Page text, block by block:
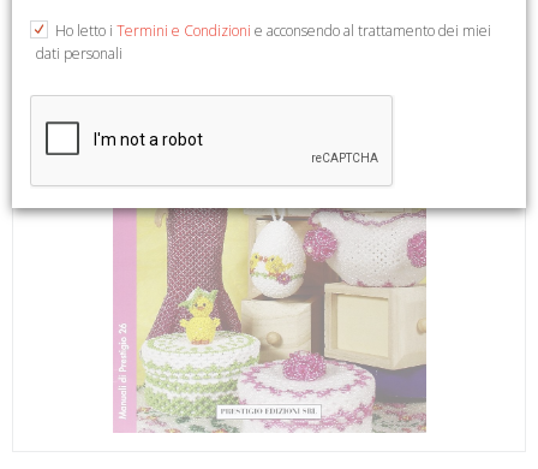
Ho letto i Termini e Condizioni e acconsendo al trattamento dei miei
dati personali